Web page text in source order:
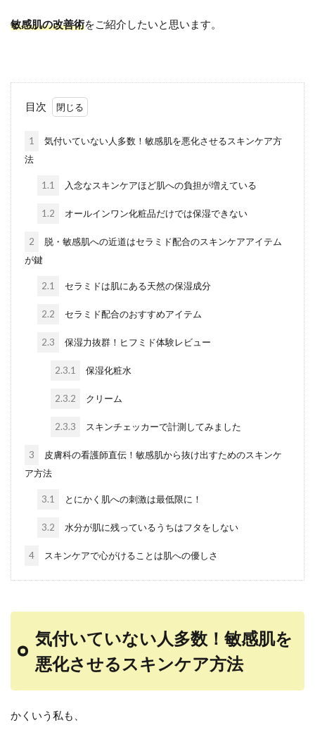
敏感肌の改善術をご紹介したいと思います。
目次
1
気付いていない人多数！敏感肌を悪化させるスキンケア方
法
1.1 入念なスキンケアほど肌への負担が増えている
1.2 オールインワン化粧品だけでは保湿できない
2
脱・敏感肌への近道はセラミド配合のスキンケアアイテム
が鍵
2.1 セラミドは肌にある天然の保湿成分
2.2 セラミド配合のおすすめアイテム
2.3 保湿力抜群！ヒフミド体験レビュー
2.3.1 保湿化粧水
2.3.2 クリーム
2.3.3 スキンチェッカーで計測してみました
3
皮膚科の看護師直伝！敏感肌から抜け出すためのスキンケ
ア方法
3.1 とにかく肌への刺激は最低限に！
3.2 水分が肌に残っているうちはフタをしない
4 スキンケアで心がけることは肌への優しさ
気付いていない人多数！敏感肌を
悪化させるスキンケア方法
かくいう私も、